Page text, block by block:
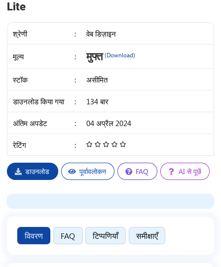
Lite
श्रेणी : वेब डिज़ाइन
मूल्य :
IDR
मुफ्त (Download)
स्टॉक : असीमित
डाउनलोड किया गया : 134 बार
अंतिम अपडेट : 04 अप्रैल 2024
रेटिंग :
/
5
डाउनलोड पूर्वावलोकन FAQ AI से पूछें
विवरण FAQ टिप्पणियाँ समीक्षाएँ